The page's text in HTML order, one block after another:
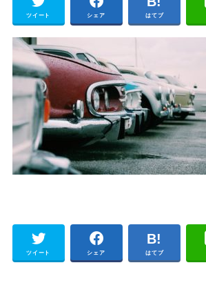
ツイート シェア はてブ
ツイート シェア はてブ